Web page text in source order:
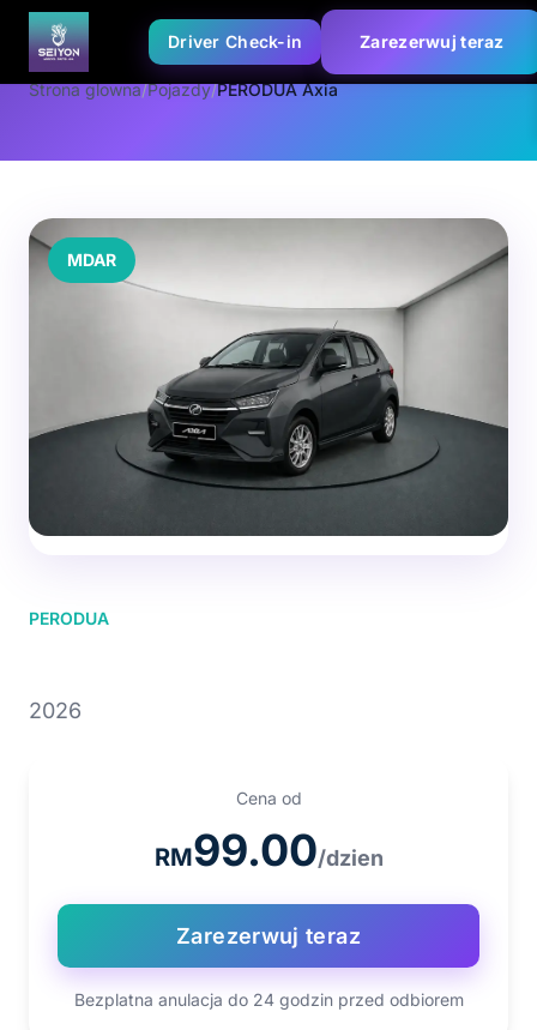
Driver Check-in Zarezerwuj teraz
Strona glowna/Pojazdy/PERODUA Axia
MDAR
PERODUA
2026
Cena od
RM99.00/dzien
Zarezerwuj teraz
Bezplatna anulacja do 24 godzin przed odbiorem